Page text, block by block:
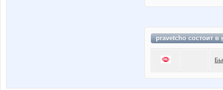
pravetcho состоит в